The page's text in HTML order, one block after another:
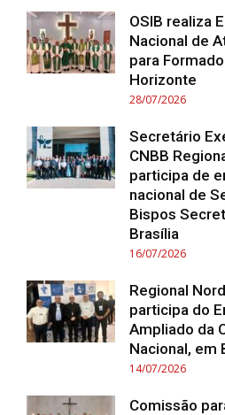
OSIB realiza
Nacional de
para
Horizonte
28/07/2026
Secretário
CNBB
participa de
nacional de
Bispos
Brasília
16/07/2026
Regional
participa do
Ampliado da
Nacional, em
14/07/2026
Comissão